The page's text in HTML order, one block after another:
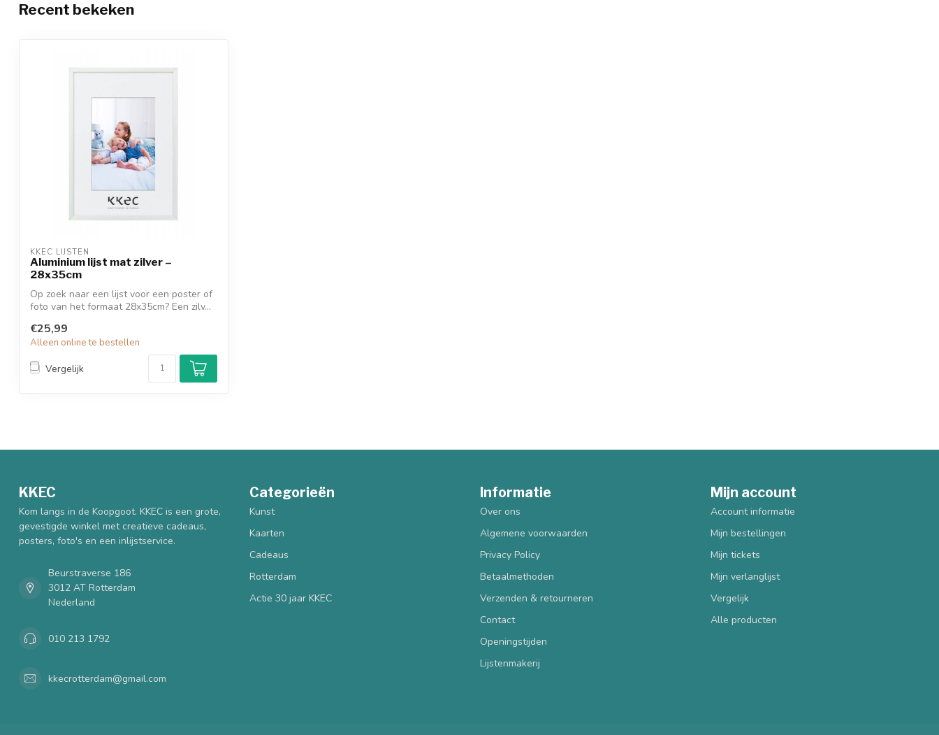
Recent bekeken
KKEC LIJSTEN
Aluminium lijst mat zilver –
28x35cm
Op zoek naar een lijst voor een poster of
foto van het formaat 28x35cm? Een zilv...
€25,99
Alleen online te bestellen
Vergelijk
KKEC
Kom langs in de Koopgoot. KKEC is een grote,
gevestigde winkel met creatieve cadeaus,
posters, foto's en een inlijstservice.
Beurstraverse 186
3012 AT Rotterdam
Nederland
010 213 1792
kkecrotterdam@gmail.com
Categorieën
Kunst
Kaarten
Cadeaus
Rotterdam
Actie 30 jaar KKEC
Informatie
Over ons
Algemene voorwaarden
Privacy Policy
Betaalmethoden
Verzenden & retourneren
Contact
Openingstijden
Lijstenmakerij
Mijn account
Account informatie
Mijn bestellingen
Mijn tickets
Mijn verlanglijst
Vergelijk
Alle producten